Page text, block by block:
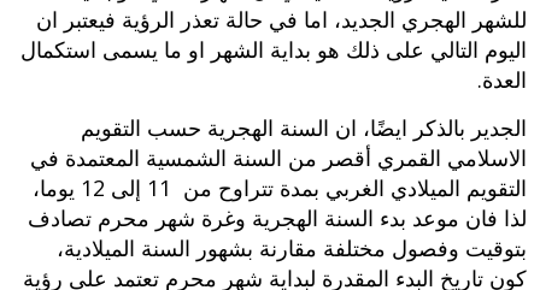
للشهر الهجري الجديد، اما في حالة تعذر الرؤية فيعتبر ان
اليوم التالي على ذلك هو بداية الشهر او ما يسمى استكمال
العدة.
الجدير بالذكر ايضًا، ان السنة الهجرية حسب التقويم
الاسلامي القمري أقصر من السنة الشمسية المعتمدة في
التقويم الميلادي الغربي بمدة تتراوح من 11 إلى 12 يوما،
لذا فان موعد بدء السنة الهجرية وغرة شهر محرم تصادف
بتوقيت وفصول مختلفة مقارنة بشهور السنة الميلادية،
كون تاريخ البدء المقدرة لبداية شهر محرم تعتمد على رؤية